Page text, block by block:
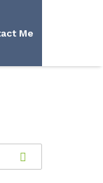
Me